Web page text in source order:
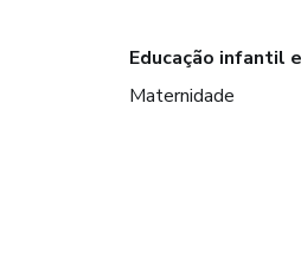
Educação infantil
Maternidade